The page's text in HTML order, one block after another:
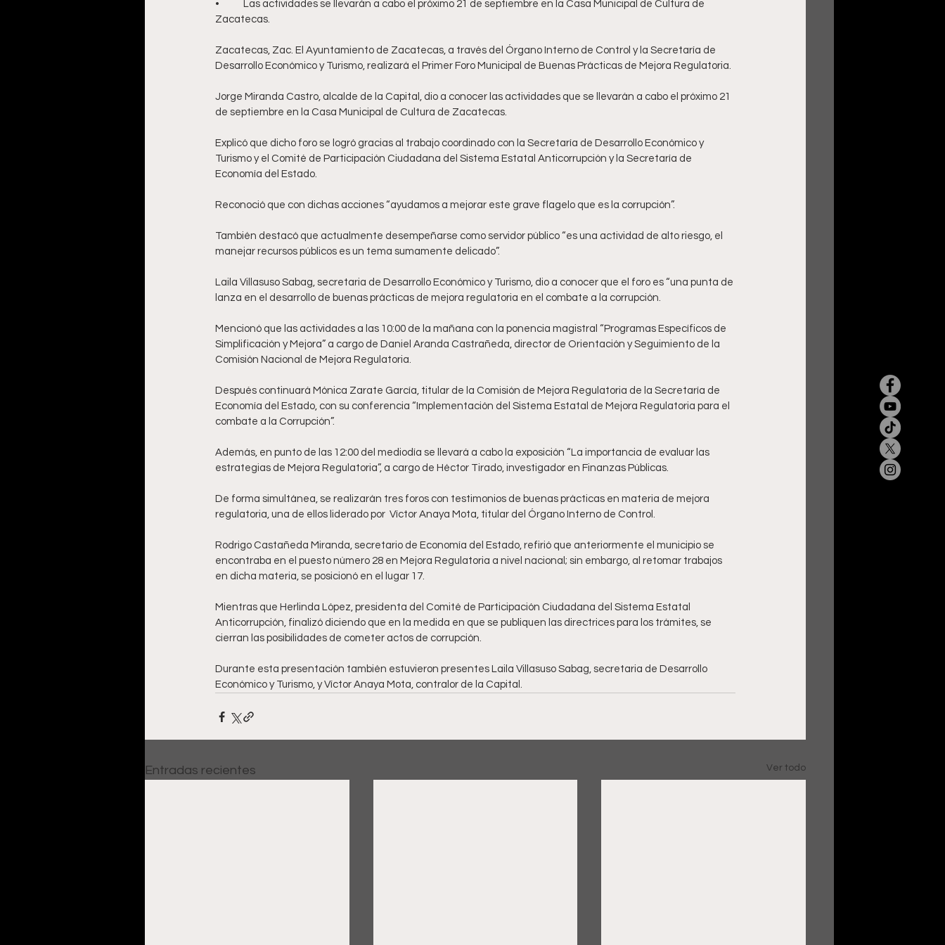
•	Las actividades se llevarán a cabo el próximo 21 de septiembre en la Casa Municipal de Cultura de
Zacatecas.
Zacatecas, Zac. El Ayuntamiento de Zacatecas, a través del Órgano Interno de Control y la Secretaría de
Desarrollo Económico y Turismo, realizará el Primer Foro Municipal de Buenas Prácticas de Mejora Regulatoria.
Jorge Miranda Castro, alcalde de la Capital, dio a conocer las actividades que se llevarán a cabo el próximo 21
de septiembre en la Casa Municipal de Cultura de Zacatecas.
Explicó que dicho foro se logró gracias al trabajo coordinado con la Secretaría de Desarrollo Económico y
Turismo y el Comité de Participación Ciudadana del Sistema Estatal Anticorrupción y la Secretaría de
Economía del Estado.
Reconoció que con dichas acciones “ayudamos a mejorar este grave flagelo que es la corrupción”.
También destacó que actualmente desempeñarse como servidor público “es una actividad de alto riesgo, el
manejar recursos públicos es un tema sumamente delicado”.
Laila Villasuso Sabag, secretaria de Desarrollo Económico y Turismo, dio a conocer que el foro es “una punta de
lanza en el desarrollo de buenas prácticas de mejora regulatoria en el combate a la corrupción.
Mencionó que las actividades a las 10:00 de la mañana con la ponencia magistral “Programas Específicos de
Simplificación y Mejora” a cargo de Daniel Aranda Castrañeda, director de Orientación y Seguimiento de la
Comisión Nacional de Mejora Regulatoria.
Después continuará Mónica Zarate García, titular de la Comisión de Mejora Regulatoria de la Secretaría de
Economía del Estado, con su conferencia “Implementación del Sistema Estatal de Mejora Regulatoria para el
combate a la Corrupción”.
Además, en punto de las 12:00 del mediodía se llevará a cabo la exposición “La importancia de evaluar las
estrategias de Mejora Regulatoria”, a cargo de Héctor Tirado, investigador en Finanzas Públicas.
De forma simultánea, se realizarán tres foros con testimonios de buenas prácticas en materia de mejora
regulatoria, una de ellos liderado por  Víctor Anaya Mota, titular del Órgano Interno de Control.
Rodrigo Castañeda Miranda, secretario de Economía del Estado, refirió que anteriormente el municipio se
encontraba en el puesto número 28 en Mejora Regulatoria a nivel nacional; sin embargo, al retomar trabajos
en dicha materia, se posicionó en el lugar 17.
Mientras que Herlinda López, presidenta del Comité de Participación Ciudadana del Sistema Estatal
Anticorrupción, finalizó diciendo que en la medida en que se publiquen las directrices para los trámites, se
cierran las posibilidades de cometer actos de corrupción.
Durante esta presentación también estuvieron presentes Laila Villasuso Sabag, secretaria de Desarrollo
Económico y Turismo, y Víctor Anaya Mota, contralor de la Capital.
Entradas recientes Ver todo